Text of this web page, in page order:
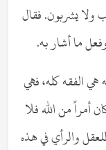
ولا يشربون. فقال
ما أشار به.
الفقه كله، فهي
أمراً من الله فلا
والرأي في هذه